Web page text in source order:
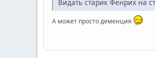
Видать старик Фенрих на
А может просто деменция